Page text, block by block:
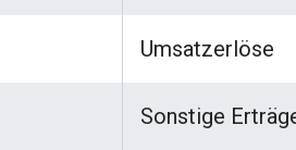
Umsatzerlöse
Sonstige